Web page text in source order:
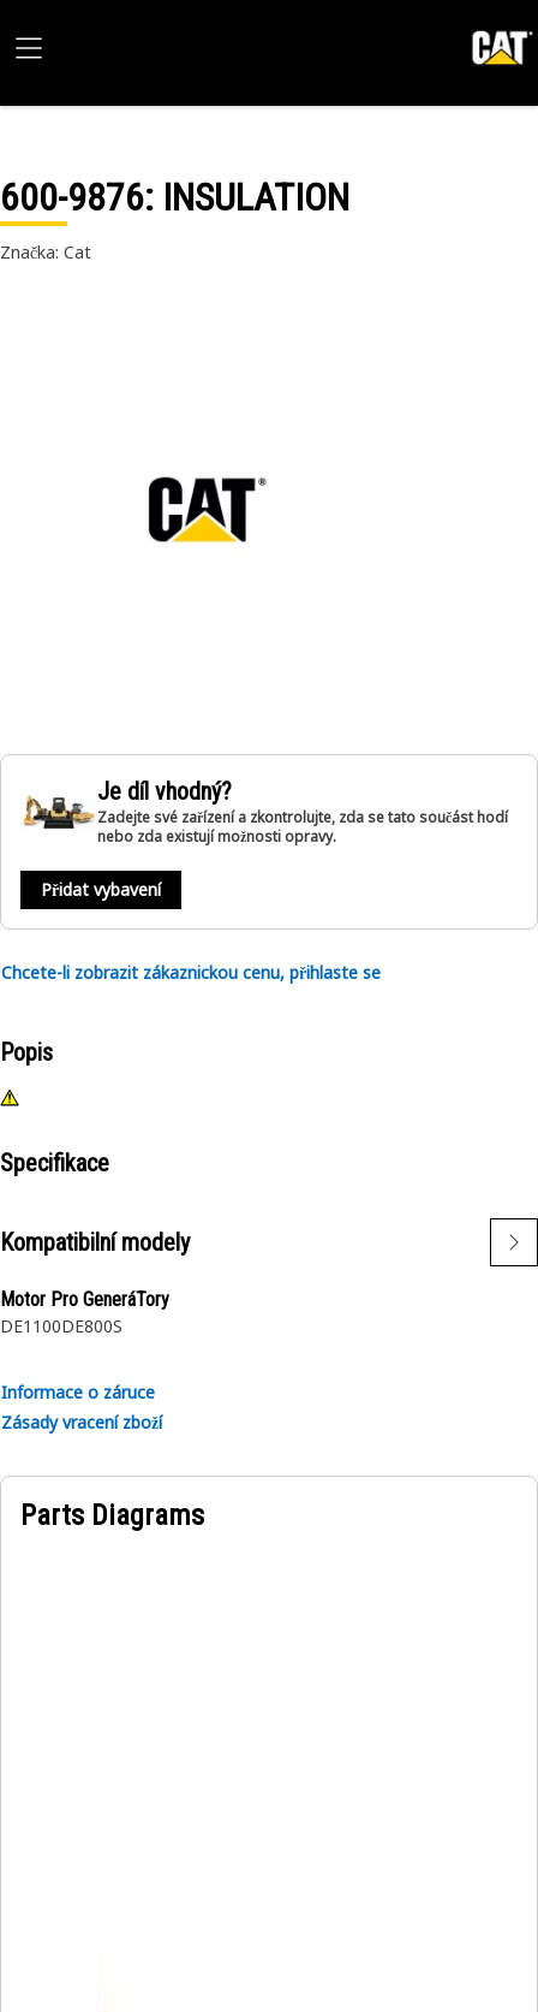
600-9876: INSULATION
Značka: Cat
Je díl vhodný?
Zadejte své zařízení a zkontrolujte, zda se tato součást hodí
nebo zda existují možnosti opravy.
Přidat vybavení
Chcete-li zobrazit zákaznickou cenu, přihlaste se
Popis
Specifikace
Kompatibilní modely
Motor Pro GeneráTory
DE1100DE800S
Informace o záruce
Zásady vracení zboží
Parts Diagrams